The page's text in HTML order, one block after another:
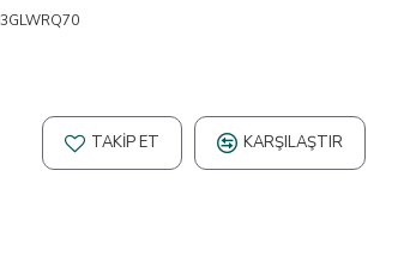
TAKIP ET KARŞILAŞTIR